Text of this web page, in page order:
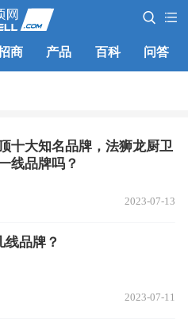
商 产品 百科 问答
十大知名品牌，法狮龙厨卫
线品牌吗？
2023-07-13
品牌？
2023-07-11